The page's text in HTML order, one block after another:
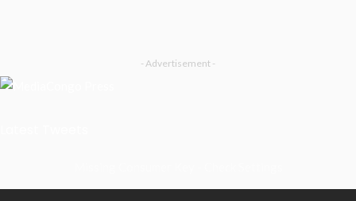
- Advertisement -